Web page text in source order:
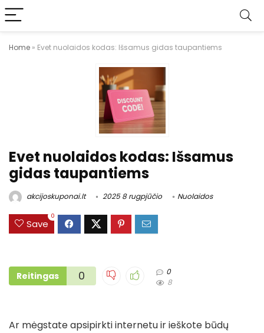
Home » Evet nuolaidos kodas: Išsamus gidas taupantiems
Evet nuolaidos kodas: Išsamus
gidas taupantiems
akcijoskuponai.lt 2025 8 rugpjūčio Nuolaidos
Save
0
Reitingas 0
0
8
Ar mėgstate apsipirkti internetu ir ieškote būdų